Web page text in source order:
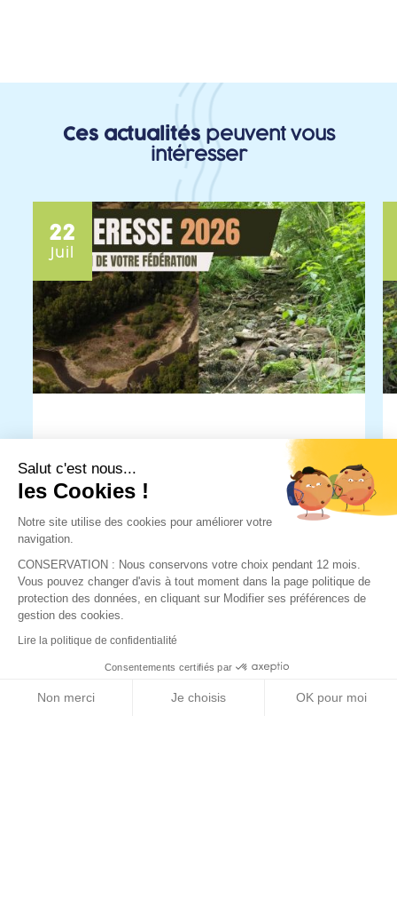
Salut c'est nous...
les Cookies !
Notre site utilise des cookies pour améliorer votre
navigation.
CONSERVATION : Nous conservons votre choix pendant 12 mois.
Vous pouvez changer d'avis à tout moment dans la page politique de
protection des données, en cliquant sur Modifier ses préférences de
gestion des cookies.
Lire la politique de confidentialité
Consentements certifiés par
Non merci Je choisis OK pour moi
Ces actualitéspeuvent vous
intéresser
22
Juil
Dans le cadre des réflexions engagées sur la
gestion des milieux aquatiques en période de
sécheresse, la Fédération Départementale de
concernant les éventuelle...